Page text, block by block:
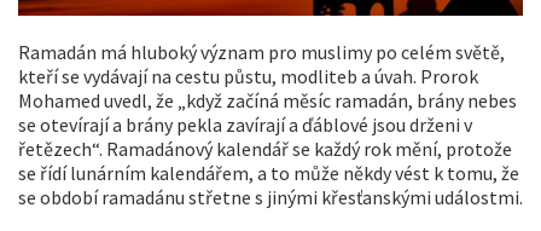
Ramadán má hluboký význam pro muslimy po celém světě,
kteří se vydávají na cestu půstu, modliteb a úvah. Prorok
Mohamed uvedl, že „když začíná měsíc ramadán, brány nebes
se otevírají a brány pekla zavírají a ďáblové jsou drženi v
řetězech“. Ramadánový kalendář se každý rok mění, protože
se řídí lunárním kalendářem, a to může někdy vést k tomu, že
se období ramadánu střetne s jinými křesťanskými událostmi.